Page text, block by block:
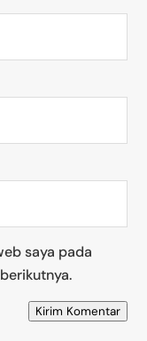
saya pada
Kirim Komentar